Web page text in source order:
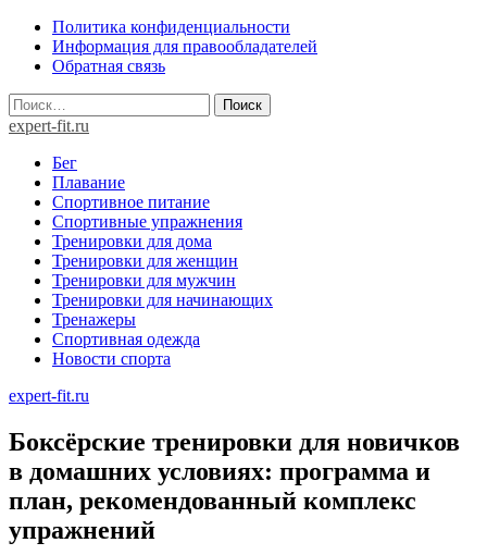
Skip
content
Политика конфиденциальности
Информация для правообладателей
Обратная связь
Найти:
expert-fit.ru
Бег
Плавание
Спортивное питание
Спортивные упражнения
Тренировки для дома
Тренировки для женщин
Тренировки для мужчин
Тренировки для начинающих
Тренажеры
Спортивная одежда
Новости спорта
expert-fit.ru
Боксёрские тренировки для новичков
в домашних условиях: программа и
план, рекомендованный комплекс
упражнений